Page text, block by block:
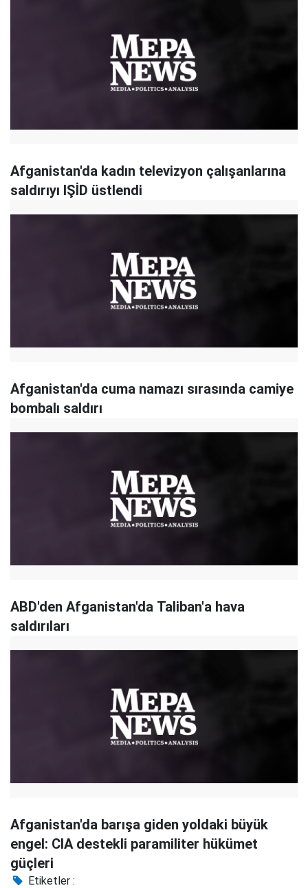
Afganistan'da kadın televizyon çalışanlarına
saldırıyı IŞİD üstlendi
Afganistan'da cuma namazı sırasında camiye
bombalı saldırı
ABD'den Afganistan'da Taliban'a hava
saldırıları
Afganistan'da barışa giden yoldaki büyük
engel: CIA destekli paramiliter hükümet
güçleri
Etiketler :